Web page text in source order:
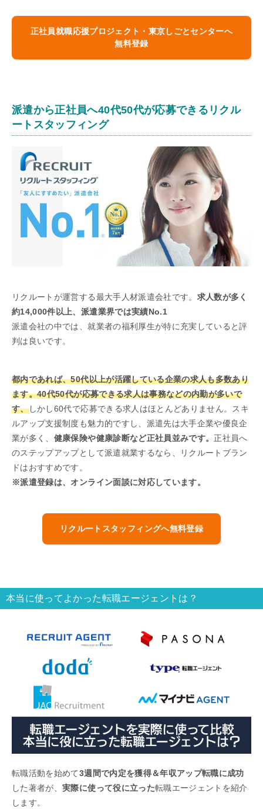
正社員就職応援プロジェクト・東京しごとセンターへ
無料登録
派遣から正社員へ40代50代が応募できるリクル
ートスタッフィング
リクルートが運営する最大手人材派遣会社です。 求人数が多く
約14,000件以上、派遣業界では実績No.1
派遣会社の中では、就業者の福利厚生が特に充実していると評
判は良いです。
都内であれば、50代以上が活躍している企業の求人も多数あり
ます。40代50代が応募できる求人は事務などの内勤が多いで
す、しかし60代で応募できる求人はほとんどありません。スキ
ルアップ支援制度も魅力的ですし、派遣先は大手企業や優良企
業が多く、 健康保険や健康診断など正社員並みです。 正社員へ
のステップアップとして派遣就業するなら、リクルートブラン
ドはおすすめです。
※派遣登録は、オンライン面談に対応しています。
リクルートスタッフィングへ無料登録
本当に使ってよかった転職エージェントは？
転職活動を始めて3週間で内定を獲得＆年収アップ転職に成功
した著者が、実際に使って役に立った転職エージェントを紹介
します。